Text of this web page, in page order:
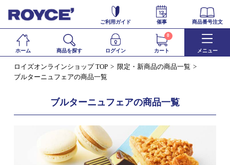
ご利用ガイド 催事 商品番号注文
ホーム 商品を探す ログイン カート
0
メニュー
ロイズオンラインショップ TOP
限定・新商品の商品一覧
ブルターニュフェアの商品一覧
ブルターニュフェアの商品一覧